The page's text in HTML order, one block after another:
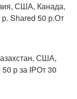
США, Канада,
Shаred 50 р.От
США,
р за IPОт 30